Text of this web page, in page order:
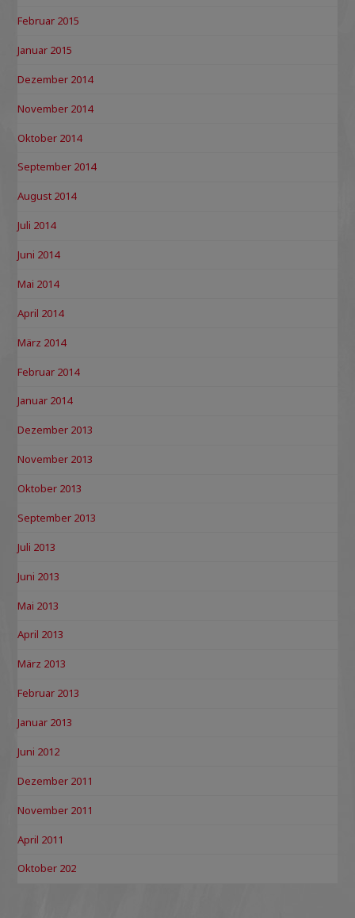
Februar 2015
Januar 2015
Dezember 2014
November 2014
Oktober 2014
September 2014
August 2014
Juli 2014
Juni 2014
Mai 2014
April 2014
März 2014
Februar 2014
Januar 2014
Dezember 2013
November 2013
Oktober 2013
September 2013
Juli 2013
Juni 2013
Mai 2013
April 2013
März 2013
Februar 2013
Januar 2013
Juni 2012
Dezember 2011
November 2011
April 2011
Oktober 202